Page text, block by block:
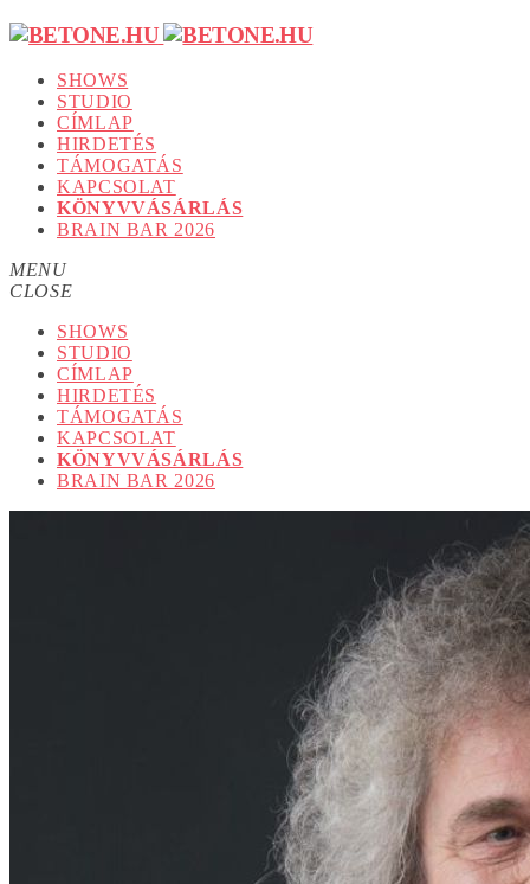
SHOWS
STUDIO
CÍMLAP
HIRDETÉS
TÁMOGATÁS
KAPCSOLAT
KÖNYVVÁSÁRLÁS
BRAIN BAR 2026
MENU
CLOSE
SHOWS
STUDIO
CÍMLAP
HIRDETÉS
TÁMOGATÁS
KAPCSOLAT
KÖNYVVÁSÁRLÁS
BRAIN BAR 2026